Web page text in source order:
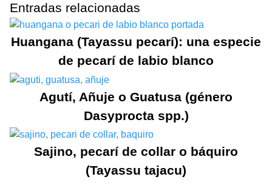
Entradas relacionadas
Huangana (Tayassu pecarí): una especie
de pecarí de labio blanco
Agutí, Añuje o Guatusa (género
Dasyprocta spp.)
Sajino, pecarí de collar o báquiro
(Tayassu tajacu)